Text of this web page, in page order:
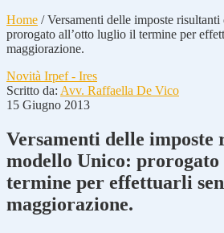
Home /Versamenti delle imposte
prorogato all’otto luglio il termine per
maggiorazione.
Novità Irpef - Ires
Scritto da: Avv. Raffaella De Vico
15 Giugno 2013
Versamenti delle imposte
modello Unico:
termine per effettuarli
maggiorazione.